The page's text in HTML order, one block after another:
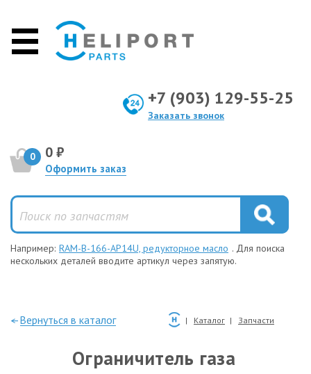
+7 (903) 129-55-25
Заказать звонок
0 0 ₽
Оформить заказ
Например: RAM-B-166-AP14U, редукторное масло . Для поиска
нескольких деталей вводите артикул через запятую.
—Вернуться в каталог Каталог Запчасти
Ограничитель газа